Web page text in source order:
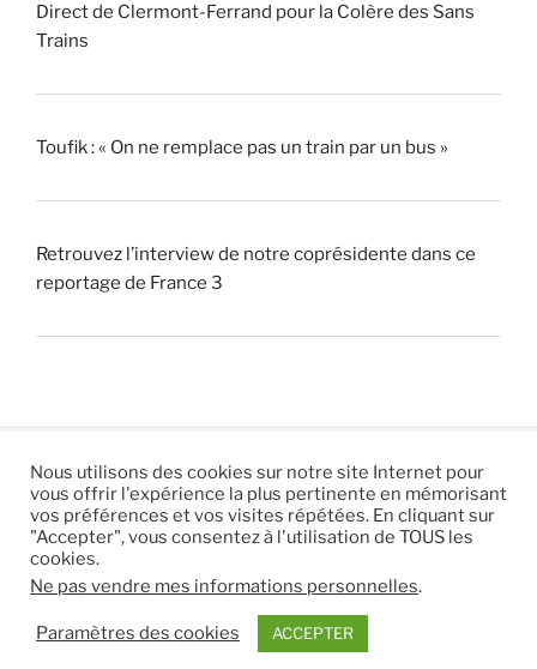
Direct de Clermont-Ferrand pour la Colère des Sans
Trains
Toufik : « On ne remplace pas un train par un bus »
Retrouvez l’interview de notre coprésidente dans ce
reportage de France 3
© 2026 |Mentions légales|Hébergement Eur’Net.|
RSS|sitemap
Nous utilisons des cookies sur notre site Internet pour
vous offrir l'expérience la plus pertinente en mémorisant
vos préférences et vos visites répétées. En cliquant sur
"Accepter", vous consentez à l'utilisation de TOUS les
cookies.
Ne pas vendre mes informations personnelles.
Paramètres des cookies ACCEPTER